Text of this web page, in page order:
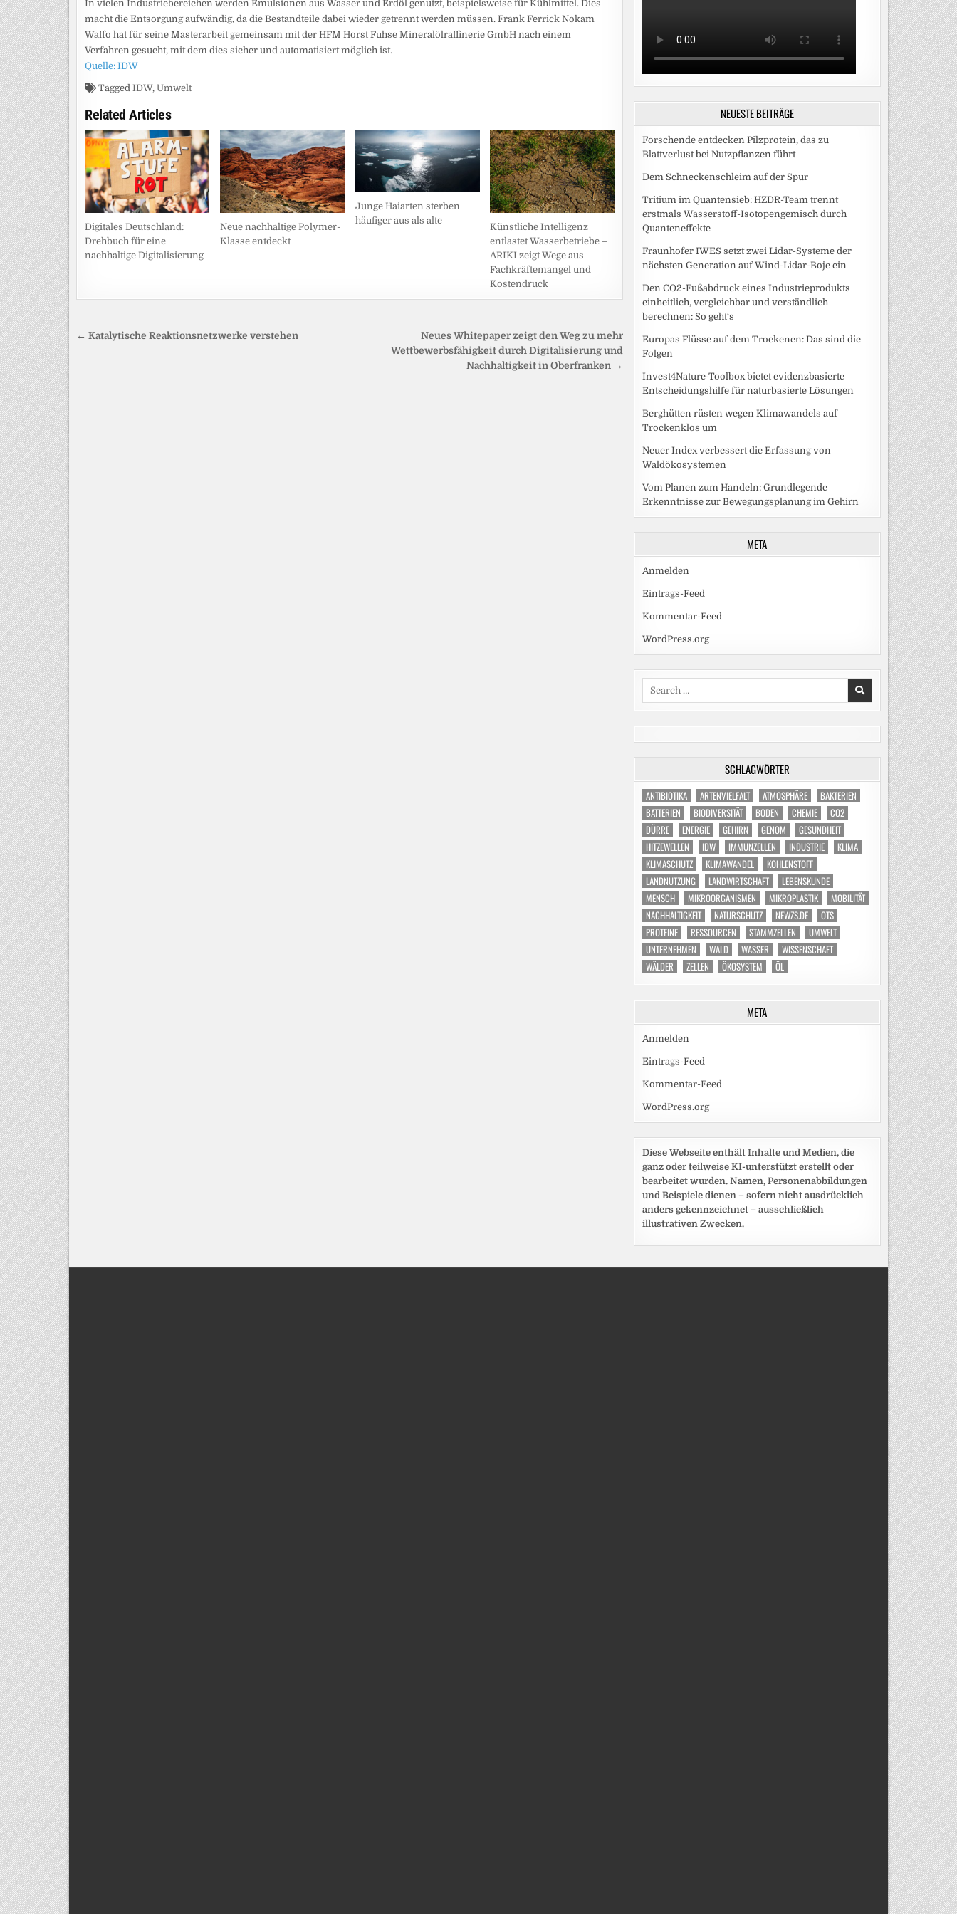
In vielen Industriebereichen werden Emulsionen aus Wasser und Erdöl genutzt, beispielsweise für Kühlmittel. Dies
macht die Entsorgung aufwändig, da die Bestandteile dabei wieder getrennt werden müssen. Frank Ferrick Nokam
Waffo hat für seine Masterarbeit gemeinsam mit der HFM Horst Fuhse Mineralölraffinerie GmbH nach einem
Verfahren gesucht, mit dem dies sicher und automatisiert möglich ist.
Quelle: IDW
Tagged IDW, Umwelt
Related Articles
Digitales Deutschland:
Drehbuch für eine
nachhaltige Digitalisierung
Neue nachhaltige Polymer-
Klasse entdeckt
Junge Haiarten sterben
häufiger aus als alte
Künstliche Intelligenz
entlastet Wasserbetriebe –
ARIKI zeigt Wege aus
Fachkräftemangel und
Kostendruck
Beitragsnavigation
Neues Whitepaper zeigt den Weg zu mehr
Wettbewerbsfähigkeit durch Digitalisierung und
Nachhaltigkeit in Oberfranken →
← Katalytische Reaktionsnetzwerke verstehen
NEUESTE BEITRÄGE
Forschende entdecken Pilzprotein, das zu
Blattverlust bei Nutzpflanzen führt
Dem Schneckenschleim auf der Spur
Tritium im Quantensieb: HZDR-Team trennt
erstmals Wasserstoff-Isotopengemisch durch
Quanteneffekte
Fraunhofer IWES setzt zwei Lidar-Systeme der
nächsten Generation auf Wind-Lidar-Boje ein
Den CO2-Fußabdruck eines Industrieprodukts
einheitlich, vergleichbar und verständlich
berechnen: So geht‘s
Europas Flüsse auf dem Trockenen: Das sind die
Folgen
Invest4Nature-Toolbox bietet evidenzbasierte
Entscheidungshilfe für naturbasierte Lösungen
Berghütten rüsten wegen Klimawandels auf
Trockenklos um
Neuer Index verbessert die Erfassung von
Waldökosystemen
Vom Planen zum Handeln: Grundlegende
Erkenntnisse zur Bewegungsplanung im Gehirn
META
Anmelden
Eintrags-Feed
Kommentar-Feed
WordPress.org
SCHLAGWÖRTER
ANTIBIOTIKA ARTENVIELFALT ATMOSPHÄRE
BAKTERIEN
BATTERIEN
BIODIVERSITÄT BODEN CHEMIE
CO2
DÜRRE
ENERGIE GEHIRN GENOM
GESUNDHEIT
HITZEWELLEN
IDW IMMUNZELLEN INDUSTRIE
KLIMA
KLIMASCHUTZ
KLIMAWANDEL
KOHLENSTOFF
LANDNUTZUNG
LANDWIRTSCHAFT
LEBENSKUNDE
MENSCH
MIKROORGANISMEN MIKROPLASTIK
MOBILITÄT
NACHHALTIGKEIT
NATURSCHUTZ NEWZS.DE
OTS
PROTEINE
RESSOURCEN STAMMZELLEN
UMWELT
UNTERNEHMEN
WALD WASSER
WISSENSCHAFT
WÄLDER
ZELLEN ÖKOSYSTEM ÖL
META
Anmelden
Eintrags-Feed
Kommentar-Feed
WordPress.org
Diese Webseite enthält Inhalte und Medien, die
ganz oder teilweise KI-unterstützt erstellt oder
bearbeitet wurden. Namen, Personenabbildungen
und Beispiele dienen – sofern nicht ausdrücklich
anders gekennzeichnet – ausschließlich
illustrativen Zwecken.